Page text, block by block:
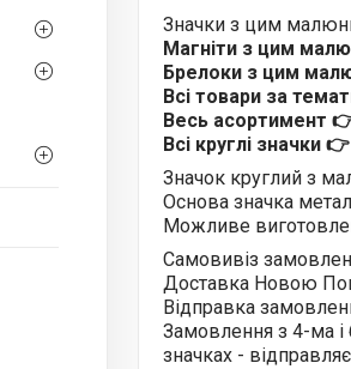
Значки з цим
Магніти з цим
Брелоки з цим
Всі товари за
Весь асортимент
Всі круглі значки
Значок круглий з
Основа значка
Можливе
Самовивіз
Доставка Новою
Відправка
Замовлення з 4-ма
значках -